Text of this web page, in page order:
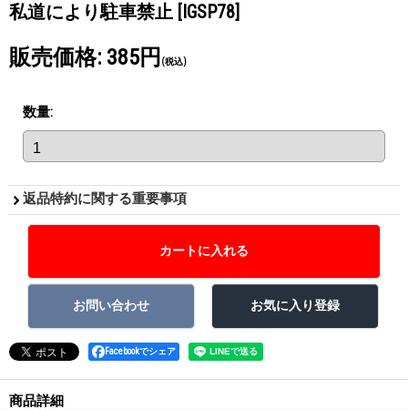
私道により駐車禁止 [IGSP78]
販売価格: 385円 (税込)
数量:
返品特約に関する重要事項
Facebookでシェア
商品詳細